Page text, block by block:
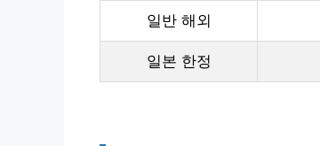
일반 해외
일본 한정